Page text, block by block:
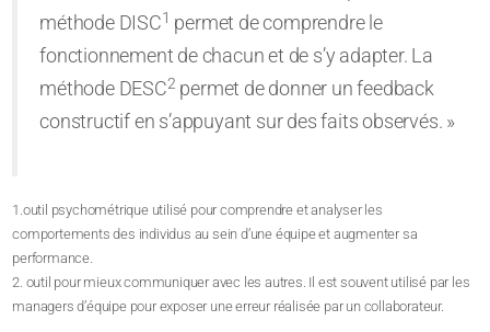
méthode DISC1 permet de comprendre le
fonctionnement de chacun et de s’y adapter. La
méthode DESC2 permet de donner un feedback
constructif en s’appuyant sur des faits observés. »
1.outil psychométrique utilisé pour comprendre et analyser les
comportements des individus au sein d’une équipe et augmenter sa
performance.
2. outil pour mieux communiquer avec les autres. Il est souvent utilisé par les
managers d’équipe pour exposer une erreur réalisée par un collaborateur.